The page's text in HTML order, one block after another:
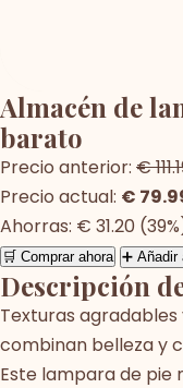
Almacén de
barato
Precio anterior: €
Precio actual: €
Ahorras: € 31.20
🛒 Comprar ahora ➕
Descripción
Texturas agradables
combinan belleza y
Este lampara de